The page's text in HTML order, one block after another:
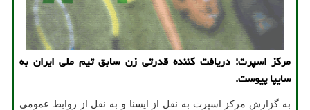
مركز اسپرت: دریافت كننده قدرتی زن سابق تیم ملی ایران به
سایپا پیوست.
به گزارش مركز اسپرت به نقل از ایسنا و به نقل از روابط عمومی